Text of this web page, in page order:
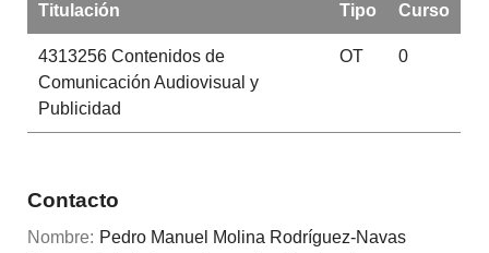
Titulación Tipo Curso
4313256Contenidos de
Comunicación Audiovisual y
Publicidad
OT 0
Contacto
Nombre: Pedro Manuel Molina Rodríguez-Navas